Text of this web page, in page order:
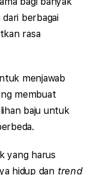
berbagai
rasa
menjawab
membuat
baju untuk
yang harus
hidup dan trend